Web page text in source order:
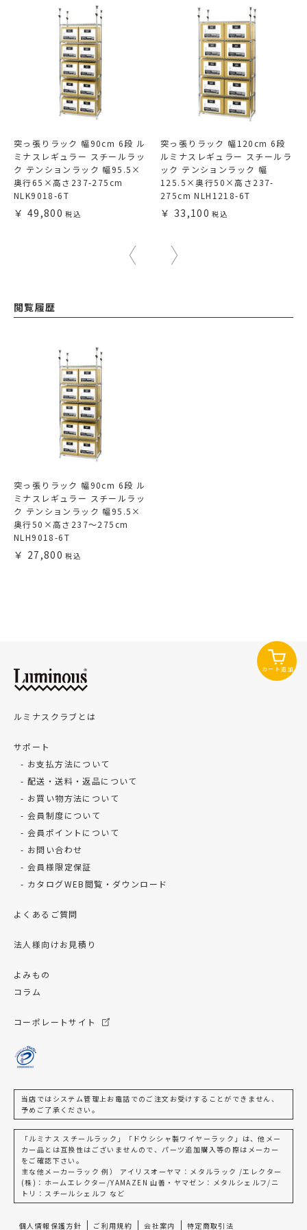
突っ張りラック 幅90cm 6段 ル
ミナスレギュラー スチールラッ
ク テンションラック 幅95.5×
奥行65×高さ237-275cm
NLK9018-6T
49,800
突っ張りラック 幅120cm 6段
ルミナスレギュラー スチールラ
ック テンションラック 幅
125.5×奥行50×高さ237-
275cm NLH1218-6T
33,100
閲覧履歴
突っ張りラック 幅90cm 6段 ル
ミナスレギュラー スチールラッ
ク テンションラック 幅95.5×
奥行50×高さ237～275cm
NLH9018-6T
27,800
カート追加
ルミナスクラブとは
サポート
お支払方法について
配送・送料・返品について
お買い物方法について
会員制度について
会員ポイントについて
お問い合わせ
会員様限定保証
カタログWEB閲覧・ダウンロード
よくあるご質問
法人様向けお見積り
よみもの
コラム
コーポレートサイト
当店ではシステム管理上お電話でのご注文お受けすることができません、
予めご了承ください。
「ルミナス スチールラック」「ドウシシャ製ワイヤーラック」は、他メー
カー品とは互換性はございませんので、パーツ追加購入等の際はメーカー
をご確認下さい。
主な他メーカーラック 例） アイリスオーヤマ：メタルラック /エレクター
(株)：ホームエレクター/YAMAZEN 山善・ヤマゼン：メタルシェルフ/ニ
トリ：スチールシェルフ など
個人情報保護方針 ご利用規約 会社案内 特定商取引法